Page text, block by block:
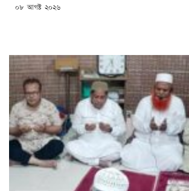
POSTED
০৮ আগষ্ট ২০২৬